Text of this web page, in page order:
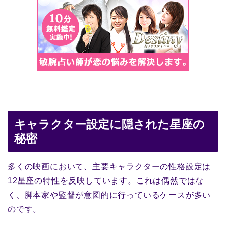
キャラクター設定に隠された星座の
秘密
多くの映画において、主要キャラクターの性格設定は
12星座の特性を反映しています。これは偶然ではな
く、脚本家や監督が意図的に行っているケースが多い
のです。